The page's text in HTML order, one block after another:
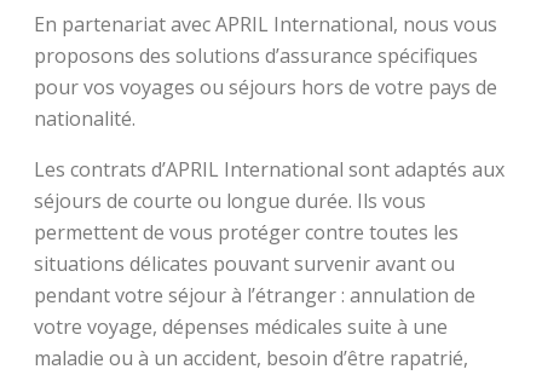
En partenariat avec APRIL International, nous vous
proposons des solutions d’assurance spécifiques
pour vos voyages ou séjours hors de votre pays de
nationalité.
Les contrats d’APRIL International sont adaptés aux
séjours de courte ou longue durée. Ils vous
permettent de vous protéger contre toutes les
situations délicates pouvant survenir avant ou
pendant votre séjour à l’étranger : annulation de
votre voyage, dépenses médicales suite à une
maladie ou à un accident, besoin d’être rapatrié,